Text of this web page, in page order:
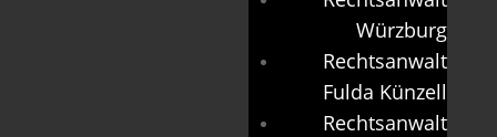
Würzburg
Rechtsanwalt
Fulda Künzell
Rechtsanwalt